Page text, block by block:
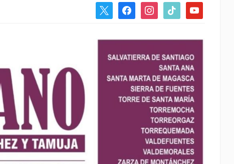
facebookinstagram
tiktok youtube